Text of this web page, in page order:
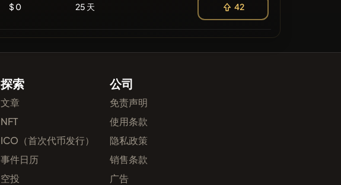
$ 0 25 天 42
探索
文章
NFT
ICO（首次代币发行）
事件日历
空投
公司
免责声明
使用条款
隐私政策
销售条款
广告